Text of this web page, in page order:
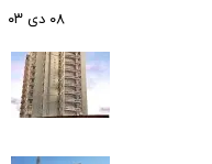
۰۸ دی ۰۳